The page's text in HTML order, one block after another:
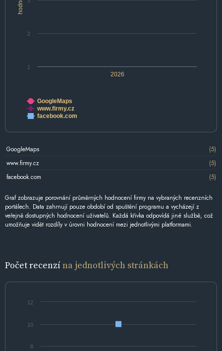
2026
1
2
GoogleMaps
www.firmy.cz
facebook.com
GoogleMaps
(5)
www.firmy.cz
(5)
facebook.com
(5)
Graf zobrazuje porovnání průměrných hodnocení firmy na vybraných recenzních
portálech. Data zahrnují pouze období od spuštění programu a vycházejí z
veřejně dostupných hodnocení uživatelů. Každá křivka odpovídá jiné službě, což
umožňuje vidět rozdíly v úrovni hodnocení mezi jednotlivými platformami.
Počet recenzína jednotlivých stránkách
8
10
12